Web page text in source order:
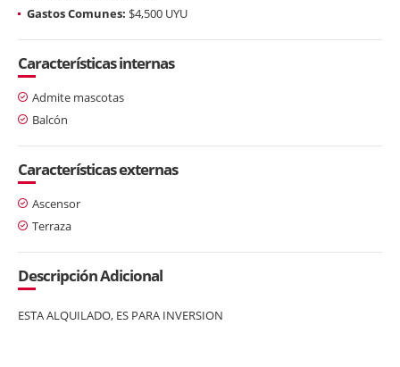
Gastos Comunes: $4,500 UYU
Características internas
Admite mascotas
Balcón
Características externas
Ascensor
Terraza
Descripción Adicional
ESTA ALQUILADO, ES PARA INVERSION